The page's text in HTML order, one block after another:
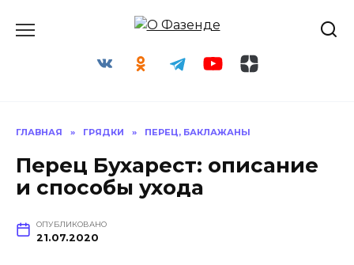
ГЛАВНАЯ » ГРЯДКИ » ПЕРЕЦ, БАКЛАЖАНЫ
Перец Бухарест: описание
и способы ухода
ОПУБЛИКОВАНО
21.07.2020